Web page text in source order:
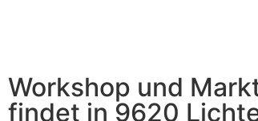
Workshop und
findet in 9620